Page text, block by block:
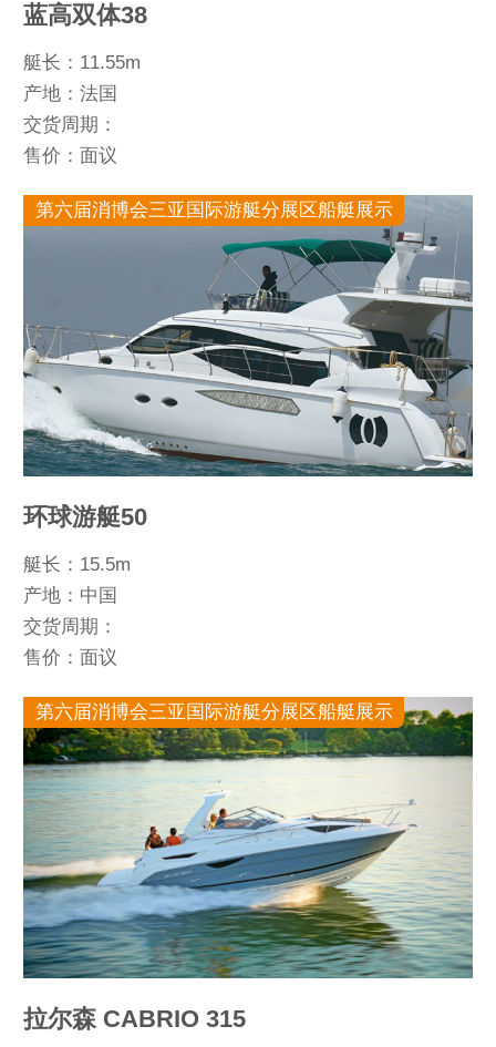
蓝高双体38
艇长：11.55m
产地：法国
交货周期：
售价：面议
第六届消博会三亚国际游艇分展区船艇展示
环球游艇50
艇长：15.5m
产地：中国
交货周期：
售价：面议
第六届消博会三亚国际游艇分展区船艇展示
拉尔森 CABRIO 315